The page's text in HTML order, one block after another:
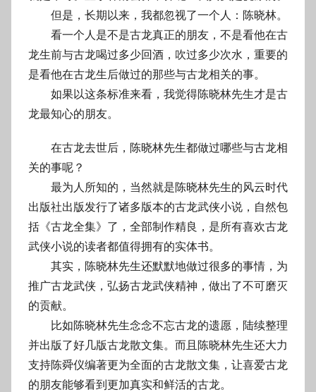
但是，长期以来，我都忽视了一个人：陈晓林。
看一个人是不是古龙真正的朋友，不是看他在古
龙生前与古龙喝过多少回酒，吹过多少次水，重要的
是看他在古龙生后做过的那些与古龙相关的事。
如果以这条标准来看，我觉得陈晓林先生才是古
龙最知心的朋友。
在古龙去世后，陈晓林先生都做过哪些与古龙相
关的事呢？
最为人所知的，当然就是陈晓林先生的风云时代
出版社出版发行了诸多版本的古龙武侠小说，自然包
括《古龙全集》了，全部制作精良，是所有喜欢古龙
武侠小说的读者都值得拥有的实体书。
其实，陈晓林先生还默默地做过很多的事情，为
推广古龙武侠，弘扬古龙武侠精神，做出了不可磨灭
的贡献。
比如陈晓林先生念念不忘古龙的遗愿，陆续整理
并出版了好几版古龙散文集。而且陈晓林先生还大力
支持陈舜仪编著更为全面的古龙散文集，让喜爱古龙
的朋友能够看到更加真实和鲜活的古龙。